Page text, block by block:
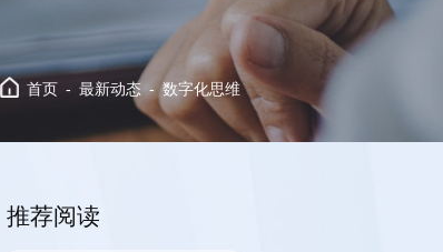
首页 最新动态 数字化思维
推荐阅读